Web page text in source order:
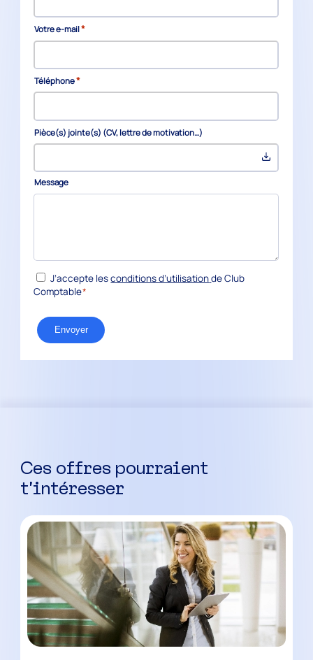
Votre e-mail*
Téléphone*
Pièce(s) jointe(s) (CV, lettre de motivation…)
Message
RGPD*
J’accepte lesconditions d’utilisationde Club
Comptable*
Envoyer
Ces offres pourraient
t’intéresser